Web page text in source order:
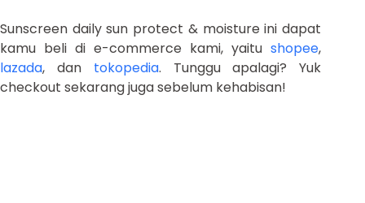
Sunscreen daily sun protect & moisture ini dapat
kamu beli di e-commerce kami, yaitushopee,
lazada, dan tokopedia. Tunggu apalagi? Yuk
checkout sekarang juga sebelum kehabisan!